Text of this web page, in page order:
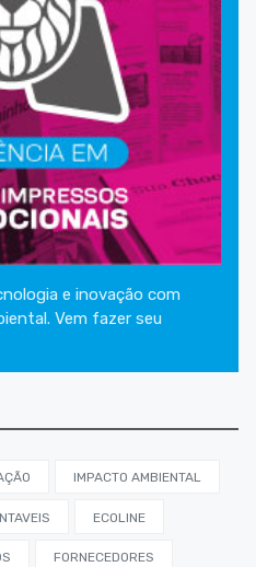
e inovação com
Vem fazer seu
IMPACTO AMBIENTAL
ECOLINE
FORNECEDORES